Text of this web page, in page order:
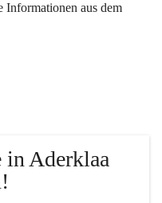
Informationen aus dem
in Aderklaa